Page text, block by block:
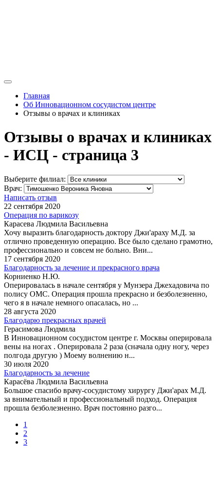
Главная
Об Инновационном сосудистом центре
Отзывы о врачах и клиниках
Отзывы о врачах и клиниках
- ИСЦ - страница 3
Выберите филиал:
Врач:
Написать отзыв
22 сентября 2020
Операция по варикозу
Карасева Людмила Васильевна
Хочу выразить благодарность доктору Джи'араху М.Д. за
отлично проведенную операцию. Все было сделано грамотно,
профессионально и совсем не больно. Вни...
17 сентября 2020
Благодарность за лечение и прекрасного врача
Корниенко Н.Ю.
Оперировалась в начале сентября у Мунзера Джехадовича по
полису ОМС. Операция прошла прекрасно и безболезненно,
чего я в начале немного опасалась, но ...
28 августа 2020
Благодарю прекрасных врачей
Герасимова Людмила
В Инновационном сосудистом центре г. Москвы оперировала
вены на ногах . Оперировала 2 раза (сначала одну ногу, через
полгода другую ) Моему волнению н...
30 июля 2020
Благодарность за лечение
Карасёва Людмила Васильевна
Большое спасибо врачу-сосудистому хирургу Джи'арах М.Д.
за внимательный и профессиональный подход. Операция
прошла безболезненно. Врач постоянно разго...
1
2
3